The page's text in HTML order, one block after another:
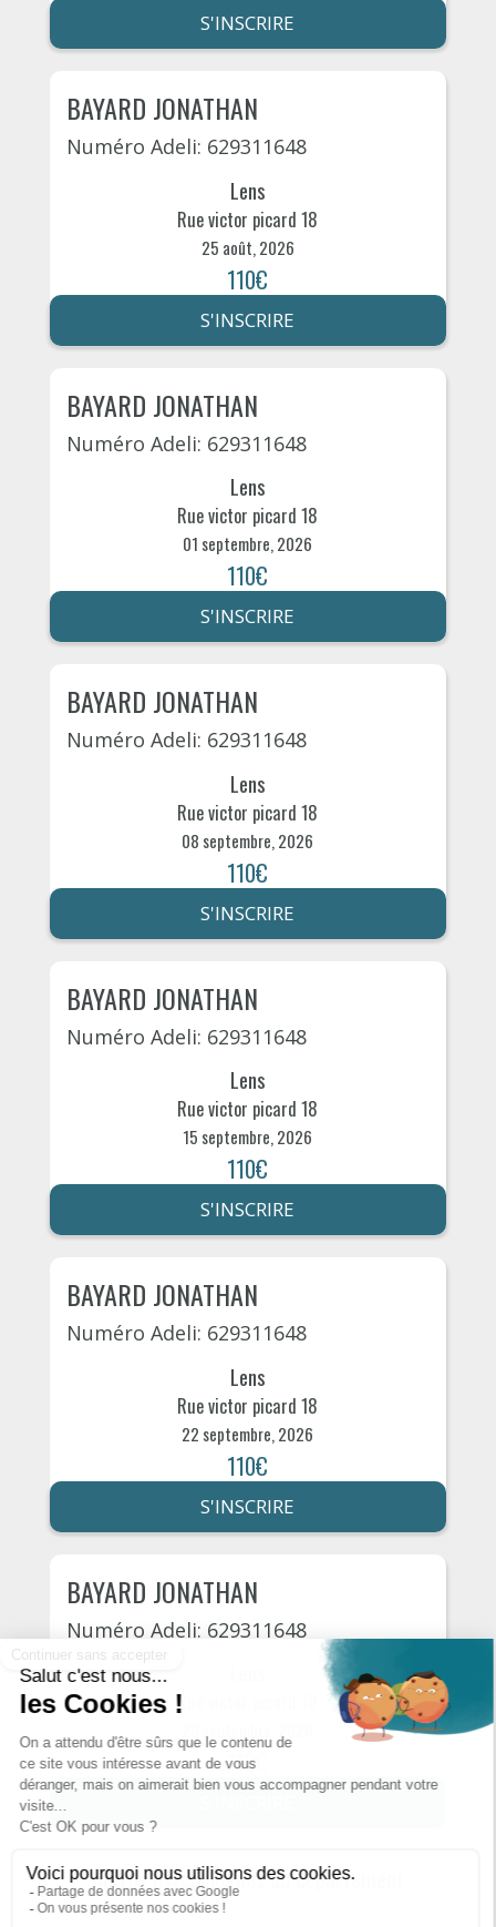
S'INSCRIRE
BAYARD JONATHAN
Numéro Adeli: 629311648
Lens
Rue victor picard 18
25 août, 2026
110€
S'INSCRIRE
BAYARD JONATHAN
Numéro Adeli: 629311648
Lens
Rue victor picard 18
01 septembre, 2026
110€
S'INSCRIRE
BAYARD JONATHAN
Numéro Adeli: 629311648
Lens
Rue victor picard 18
08 septembre, 2026
110€
S'INSCRIRE
BAYARD JONATHAN
Numéro Adeli: 629311648
Lens
Rue victor picard 18
15 septembre, 2026
110€
S'INSCRIRE
BAYARD JONATHAN
Numéro Adeli: 629311648
Lens
Rue victor picard 18
22 septembre, 2026
110€
S'INSCRIRE
BAYARD JONATHAN
Numéro Adeli: 629311648
Rue victor picard 18
29 septembre, 2026
110€
Autres psychologues du département